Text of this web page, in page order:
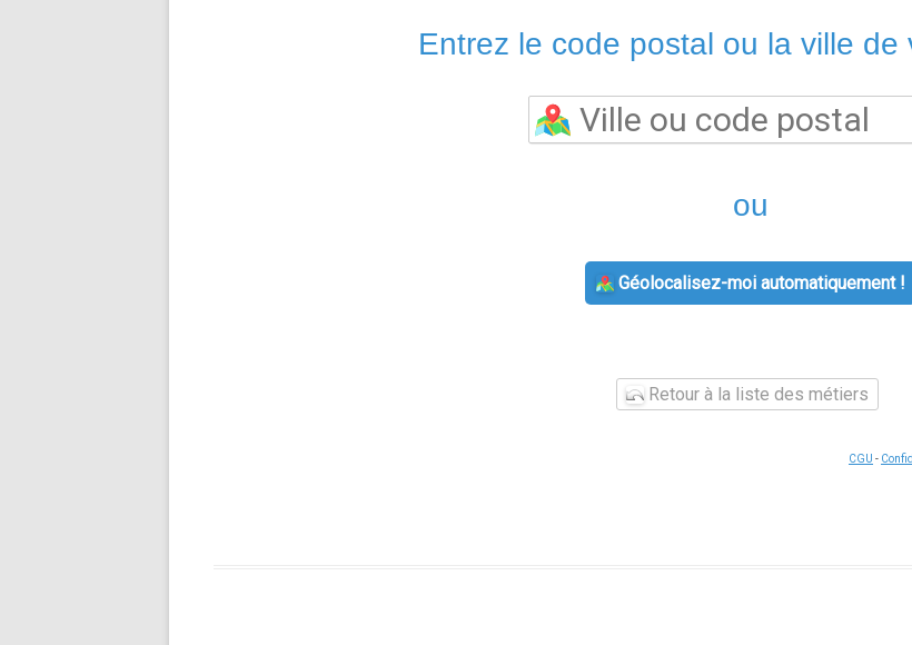
Entrez le code postal ou la ville de
ou
Géolocalisez-moi automatiquement !
Retour à la liste des métiers
CGU -